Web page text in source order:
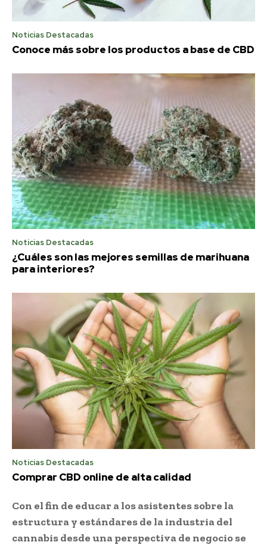
Noticias Destacadas
Conoce más sobre los productos a base de CBD
Noticias Destacadas
¿Cuáles son las mejores semillas de marihuana
para interiores?
Noticias Destacadas
Comprar CBD online de alta calidad
Con el fin de educar a los asistentes sobre la
estructura y estándares de la industria del
cannabis desde una perspectiva de negocio se